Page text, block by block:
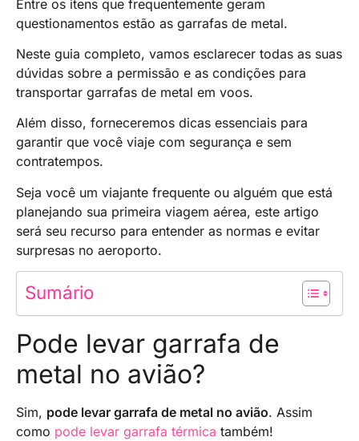
Entre os itens que frequentemente geram
questionamentos estão as garrafas de metal.
Neste guia completo, vamos esclarecer todas as suas
dúvidas sobre a permissão e as condições para
transportar garrafas de metal em voos.
Além disso, forneceremos dicas essenciais para
garantir que você viaje com segurança e sem
contratempos.
Seja você um viajante frequente ou alguém que está
planejando sua primeira viagem aérea, este artigo
será seu recurso para entender as normas e evitar
surpresas no aeroporto.
Sumário
Pode levar garrafa de
metal no avião?
Sim, pode levar garrafa de metal no avião. Assim
como pode levar garrafa térmica também!